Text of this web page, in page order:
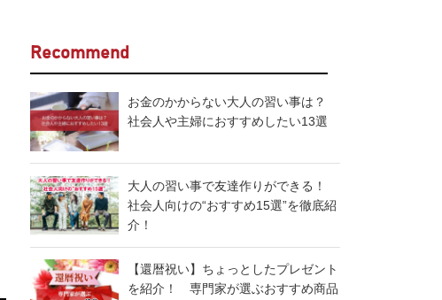
Recommend
お金のかからない大人の習い事は？
社会人や主婦におすすめしたい13選
大人の習い事で友達作りができる！
社会人向けの“おすすめ15選”を徹底紹
介！
【還暦祝い】ちょっとしたプレゼント
を紹介！ 専門家が選ぶおすすめ商品